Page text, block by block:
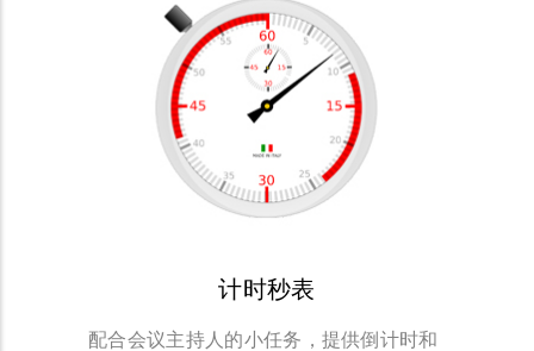
计时秒表
配合会议主持人的小任务，提供倒计时和